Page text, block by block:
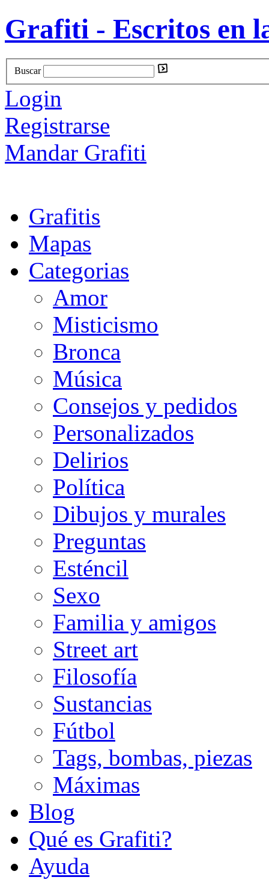
Grafiti - Escritos en
Buscar
Login
Registrarse
Mandar Grafiti
Grafitis
Mapas
Categorias
Amor
Misticismo
Bronca
Música
Consejos y pedidos
Personalizados
Delirios
Política
Dibujos y murales
Preguntas
Esténcil
Sexo
Familia y amigos
Street art
Filosofía
Sustancias
Fútbol
Tags, bombas, piezas
Máximas
Blog
Qué es Grafiti?
Ayuda